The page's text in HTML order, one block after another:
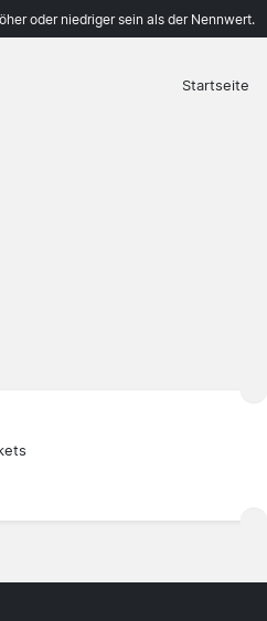
oder niedriger sein als der Nennwert.
Startseite